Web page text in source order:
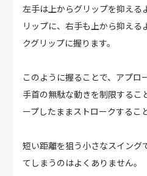
左手は上からグリップを抑える
リップに、右手も上から抑える
クグリップに握ります。
このように握ることで、アプロ
手首の無駄な動きを制限するこ
ープしたままストロークするこ
短い距離を狙う小さなスイング
てしまうのはよくありません。